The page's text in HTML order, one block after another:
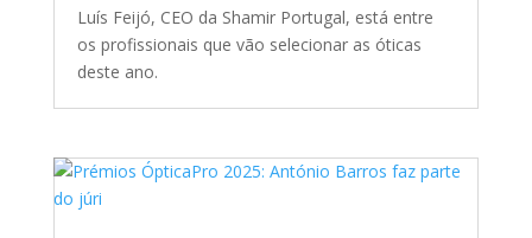
Luís Feijó, CEO da Shamir Portugal, está entre
os profissionais que vão selecionar as óticas
deste ano.